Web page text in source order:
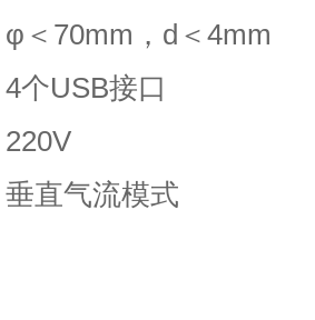
＜70mm，d＜4mm
个USB接口
直气流模式